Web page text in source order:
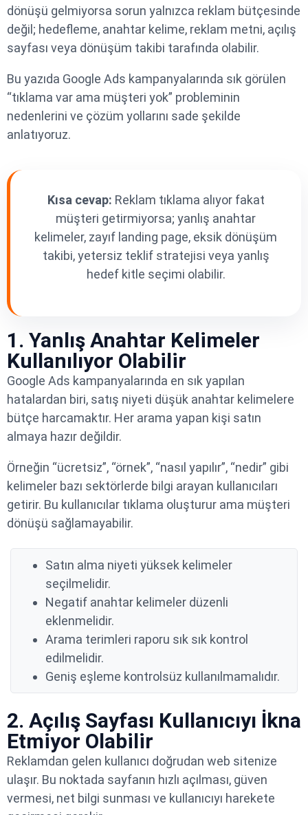
dönüşü gelmiyorsa sorun yalnızca reklam bütçesinde
değil; hedefleme, anahtar kelime, reklam metni, açılış
sayfası veya dönüşüm takibi tarafında olabilir.
Bu yazıda Google Ads kampanyalarında sık görülen
“tıklama var ama müşteri yok” probleminin
nedenlerini ve çözüm yollarını sade şekilde
anlatıyoruz.
Kısa cevap: Reklam tıklama alıyor fakat
müşteri getirmiyorsa; yanlış anahtar
kelimeler, zayıf landing page, eksik dönüşüm
takibi, yetersiz teklif stratejisi veya yanlış
hedef kitle seçimi olabilir.
1. Yanlış Anahtar Kelimeler
Kullanılıyor Olabilir
Google Ads kampanyalarında en sık yapılan
hatalardan biri, satış niyeti düşük anahtar kelimelere
bütçe harcamaktır. Her arama yapan kişi satın
almaya hazır değildir.
Örneğin “ücretsiz”, “örnek”, “nasıl yapılır”, “nedir” gibi
kelimeler bazı sektörlerde bilgi arayan kullanıcıları
getirir. Bu kullanıcılar tıklama oluşturur ama müşteri
dönüşü sağlamayabilir.
Satın alma niyeti yüksek kelimeler
seçilmelidir.
Negatif anahtar kelimeler düzenli
eklenmelidir.
Arama terimleri raporu sık sık kontrol
edilmelidir.
Geniş eşleme kontrolsüz kullanılmamalıdır.
2. Açılış Sayfası Kullanıcıyı İkna
Etmiyor Olabilir
Reklamdan gelen kullanıcı doğrudan web sitenize
ulaşır. Bu noktada sayfanın hızlı açılması, güven
vermesi, net bilgi sunması ve kullanıcıyı harekete